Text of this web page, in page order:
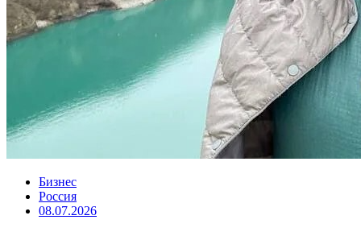
Бизнес
Россия
08.07.2026